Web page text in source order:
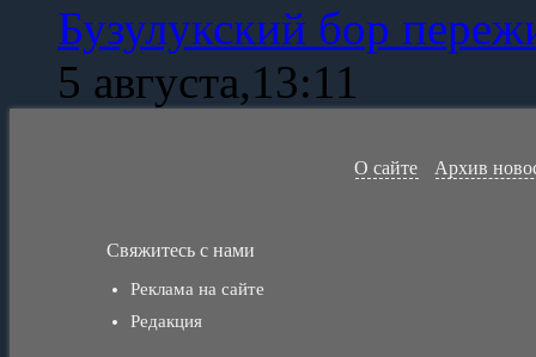
Бузулукский бор
5 августа,13:11
О сайте Архив
Свяжитесь с нами
Реклама на сайте
Редакция